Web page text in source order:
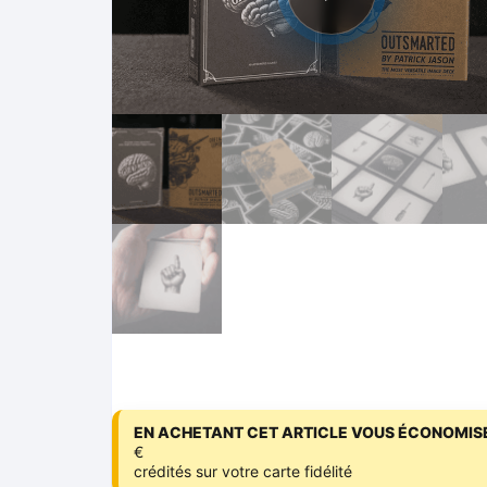
EN ACHETANT CET ARTICLE VOUS
€
crédités sur votre carte fidélité